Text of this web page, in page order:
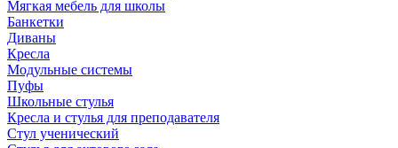
Мягкая мебель для школы
Банкетки
Диваны
Кресла
Модульные системы
Пуфы
Школьные стулья
Кресла и стулья для преподавателя
Стул ученический